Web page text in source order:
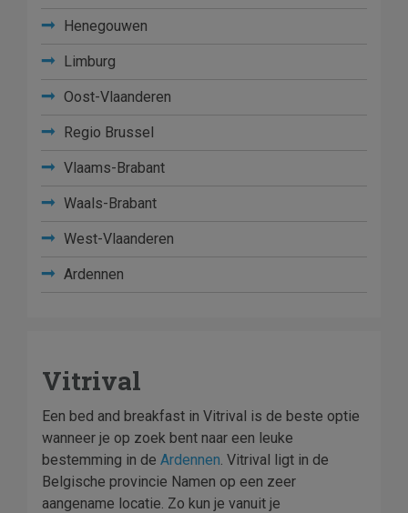
Henegouwen
Limburg
Oost-Vlaanderen
Regio Brussel
Vlaams-Brabant
Waals-Brabant
West-Vlaanderen
Ardennen
Vitrival
Een bed and breakfast in Vitrival is de beste optie
wanneer je op zoek bent naar een leuke
bestemming in de Ardennen. Vitrival ligt in de
Belgische provincie Namen op een zeer
aangename locatie. Zo kun je vanuit je